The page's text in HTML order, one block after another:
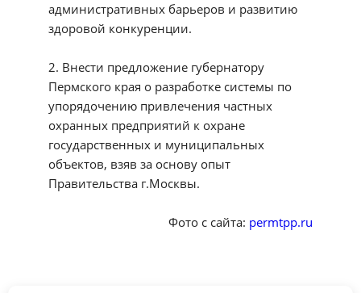
административных барьеров и развитию
здоровой конкуренции.
2. Внести предложение губернатору
Пермского края о разработке системы по
упорядочению привлечения частных
охранных предприятий к охране
государственных и муниципальных
объектов, взяв за основу опыт
Правительства г.Москвы.
Фото с сайта: permtpp.ru